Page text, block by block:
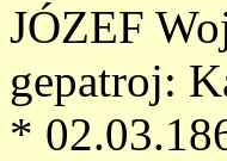
JÓZEF
gepatroj:
*